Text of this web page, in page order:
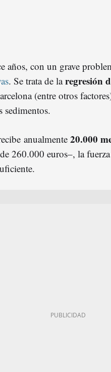
años, con un grave
. Se trata de laregresión
(entre otros
sedimentos.
anualmente 20.000
260.000 euros–, la